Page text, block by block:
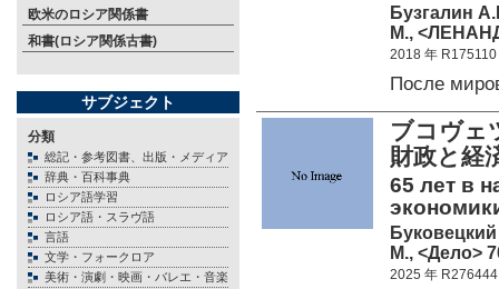
欧米のロシア関係書
和書(ロシア関係古書)
サブジェクト
分類
総記・参考図書、出版・メディア
辞典・百科事典
ロシア語学習
ロシア語・スラヴ語
言語
文学・フォークロア
美術・演劇・映画・バレエ・音楽
Бузгалин
М.,
2018 年 R175110
После
ブコヴ
財政と経
65 лет в
М., <Дело>
2025 年 R276444